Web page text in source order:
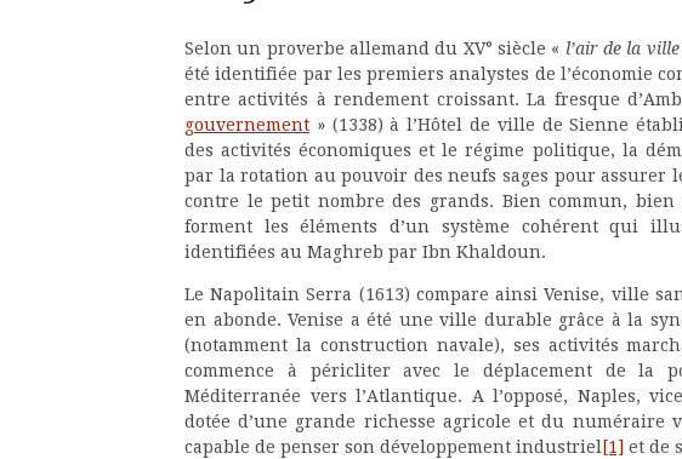
Selon un proverbe allemand du XV° siècle « l’air de la
été identifiée par les premiers analystes de l’économie
entre activités à rendement croissant. La fresque
gouvernement » (1338) à l’Hôtel de ville de Sienne
des activités économiques et le régime politique, la
par la rotation au pouvoir des neufs sages pour assurer
contre le petit nombre des grands. Bien commun,
forment les éléments d’un système cohérent qui
identifiées au Maghreb par Ibn Khaldoun.
Le Napolitain Serra (1613) compare ainsi Venise, ville
en abonde. Venise a été une ville durable grâce à la
(notamment la construction navale), ses activités
commence à péricliter avec le déplacement de la
Méditerranée vers l’Atlantique. A l’opposé, Naples,
dotée d’une grande richesse agricole et du numéraire
capable de penser son développement industriel[1] et de